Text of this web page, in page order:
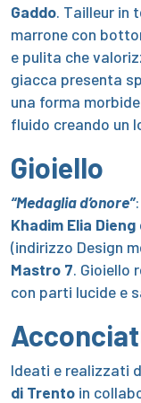
Gaddo. Tailleur in
marrone con
e pulita che
giacca presenta
una forma
fluido creando un
Gioiello
“Medaglia d’onore”
Khadim Elia Dieng
(indirizzo Design
Mastro 7. Gioiello
con parti lucide e
Ideati e realizzati
di Trento in